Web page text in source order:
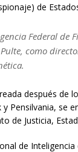
de
Federal de
como
después de
Pensilvania, se
de Justicia,
de